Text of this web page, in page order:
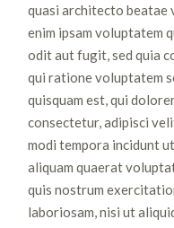
quasi architecto beatae
enim ipsam voluptatem
odit aut fugit, sed quia
qui ratione voluptatem
quisquam est, qui
consectetur, adipisci
modi tempora incidunt
aliquam quaerat
quis nostrum
laboriosam, nisi ut